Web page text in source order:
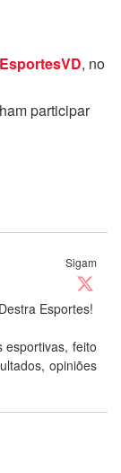
, no
participar
Sigam
Esportes!
feito
opiniões